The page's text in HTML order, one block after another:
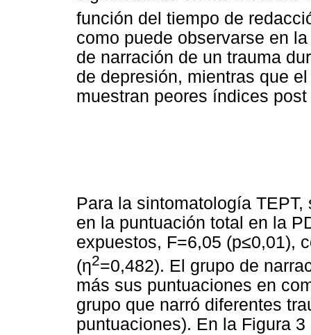
función del tiempo de
como puede observarse en
de narración de un trauma
de depresión, mientras que
muestran peores índices post
Para la sintomatología
en la puntuación total en la
expuestos, F=6,05 (p≤0,01),
(η2=0,482). El grupo de
más sus puntuaciones en
grupo que narró diferentes
puntuaciones). En la Figura